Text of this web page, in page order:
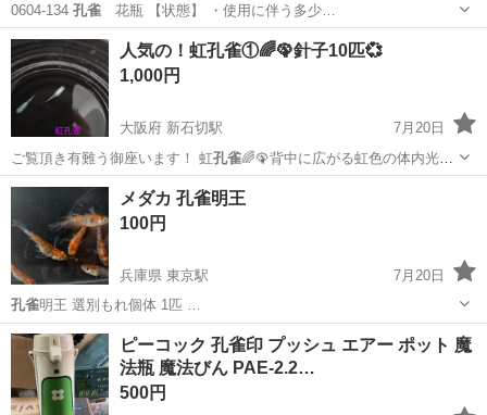
0604-134 孔雀 花瓶 【状態】 ・使用に伴う多少…
和歌山 和歌山市 インテリア雑貨/小物 孔雀
人気の！虹孔雀①🌈🦚針子10匹💞
1,000円
大阪府 新石切駅
7月20日
ご覧頂き有難う御座います！ 虹孔雀🌈🦚背中に広がる虹色の体内光や
体外光（…
大阪 東大阪市 新石切駅 その他
メダカ 孔雀明王
100円
兵庫県 東京駅
7月20日
孔雀
明王 選別もれ個体 1匹 …
兵庫 相生市 その他
ピーコック 孔雀印 プッシュ エアー ポット 魔
法瓶 魔法びん PAE-2.2…
500円